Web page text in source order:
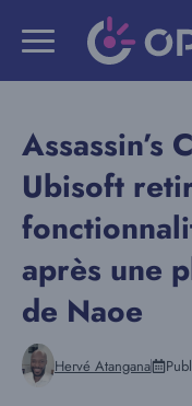
Assassin’s
Ubisoft
après une
de Naoe
Hervé Atangana